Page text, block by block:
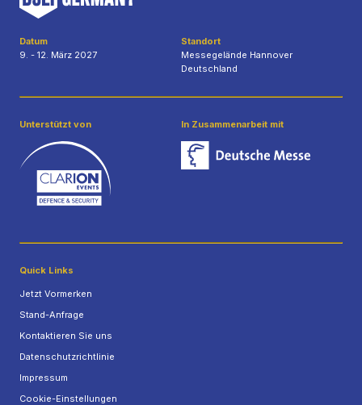
Datum
9. - 12. März 2027
Standort
Messegelände Hannover
Deutschland
Unterstützt von In Zusammenarbeit mit
Quick Links
Jetzt Vormerken
Stand-Anfrage
Kontaktieren Sie uns
Datenschutzrichtlinie
Impressum
Cookie-Einstellungen